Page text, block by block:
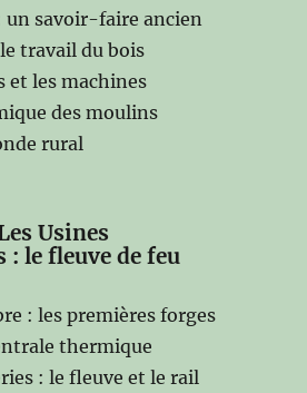
un savoir-faire ancien
travail du bois
et les machines
des moulins
rural
Usines
le fleuve de feu
: les premières forges
thermique
: le fleuve et le rail